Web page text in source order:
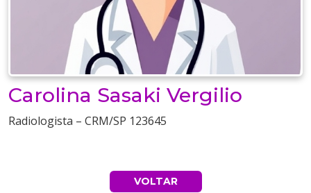
Carolina Sasaki Vergilio
Radiologista – CRM/SP 123645
VOLTAR